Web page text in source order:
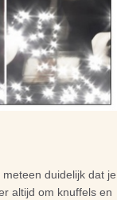
duidelijk dat je
altijd om knuffels en